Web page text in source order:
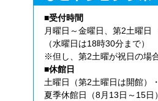
■受付時間
月曜日～金曜日、第2土曜
（水曜日は18時30分まで）
※但し、第2土曜が祝日の場
■休館日
土曜日（第2土曜日は開館）
夏季休館日（8月13日～15日